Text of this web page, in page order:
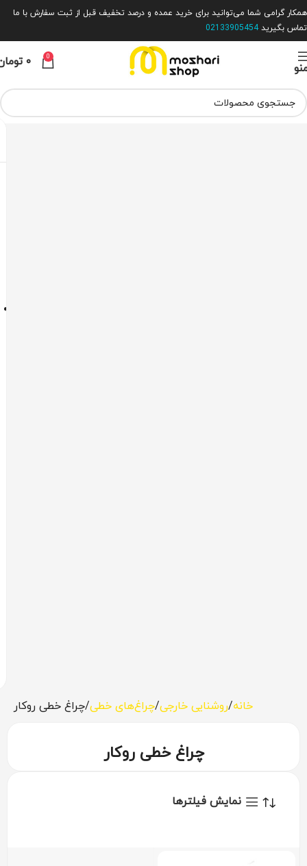
همکار گرامی شما می‌توانید برای خرید عمده و درصد تخفیف قبل از ثبت سفارش با ما
تماس بگیرید02133905454
0 ۰
خانه روشنایی خارجی چراغ‌های خطی چراغ خطی روکار
چراغ خطی روکار
نمایش فیلترها